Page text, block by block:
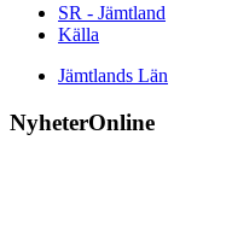
SR - Jämtland
Källa
Jämtlands Län
NyheterOnline